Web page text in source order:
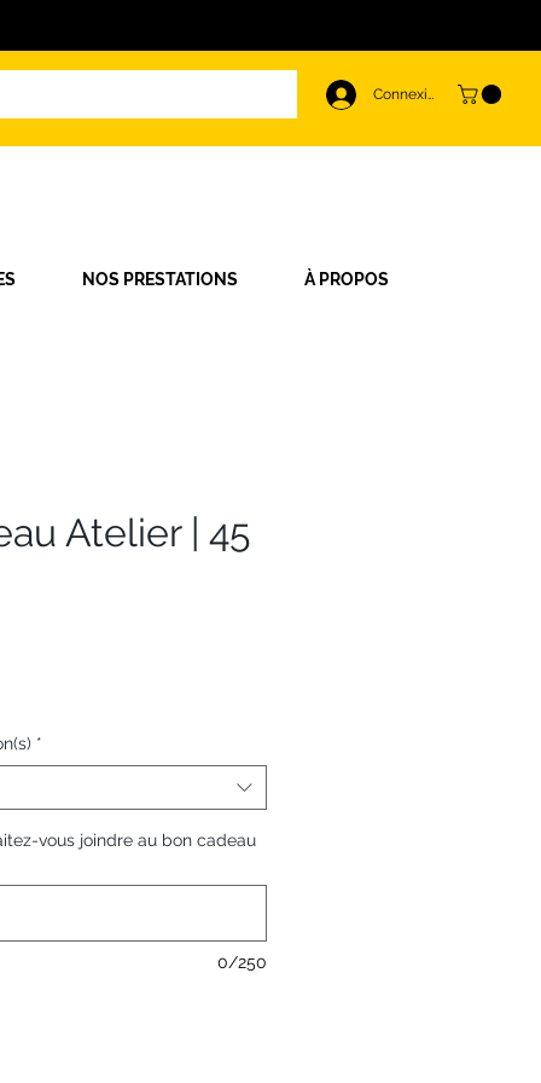
Connexion
NOS PRESTATIONS À PROPOS
Atelier | 45
*
vous joindre au bon cadeau
0/250